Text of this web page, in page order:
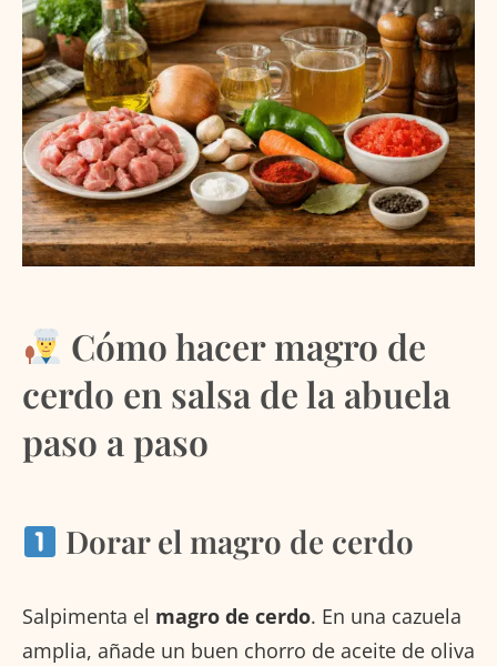
Cómo hacer magro de
cerdo en salsa de la abuela
paso a paso
Dorar el magro de cerdo
Salpimenta el magro de cerdo. En una cazuela
amplia, añade un buen chorro de aceite de oliva